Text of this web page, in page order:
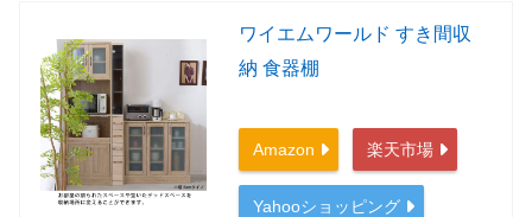
ワイエムワールド すき間収
納 食器棚
Amazon 楽天市場
Yahooショッピング